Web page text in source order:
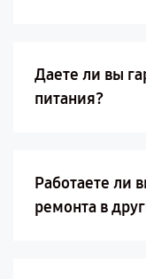
Даете ли вы
питания?
Работаете ли
ремонта в